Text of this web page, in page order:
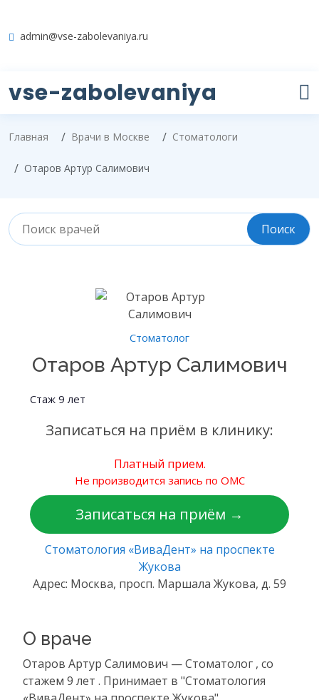
admin@vse-zabolevaniya.ru
vse-zabolevaniya
Главная Врачи в Москве Стоматологи
Отаров Артур Салимович
Стоматолог
Отаров Артур Салимович
Стаж 9 лет
Записаться на приём в клинику:
Платный прием.
Не производится запись по ОМС
Записаться на приём →
Стоматология «ВиваДент» на проспекте
Жукова
Адрес: Москва, просп. Маршала Жукова, д. 59
О враче
Отаров Артур Салимович — Стоматолог , со
стажем 9 лет . Принимает в "Стоматология